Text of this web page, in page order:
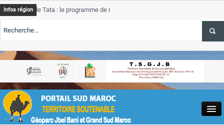
Infos région
de Tata : le programme de rehabilitation post-inondations
TSGJB Tourisme : l’ONMT renforce l’aerien a Dakhla et
Tata
TSGJB Tourisme au Maroc : Transavia renforce les vols Paris-